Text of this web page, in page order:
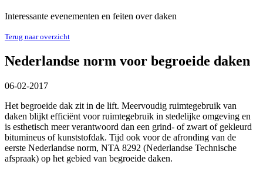
Interessante evenementen en feiten over daken
Terug naar overzicht
Nederlandse norm voor begroeide daken
06-02-2017
Het begroeide dak zit in de lift. Meervoudig ruimtegebruik van
daken blijkt efficiënt voor ruimtegebruik in stedelijke omgeving en
is esthetisch meer verantwoord dan een grind- of zwart of gekleurd
bitumineus of kunststofdak. Tijd ook voor de afronding van de
eerste Nederlandse norm, NTA 8292 (Nederlandse Technische
afspraak) op het gebied van begroeide daken.